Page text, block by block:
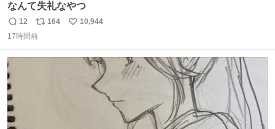
なんて失礼なやつ
返
信
12
リ
ポ
164
い
10,944
17時間前